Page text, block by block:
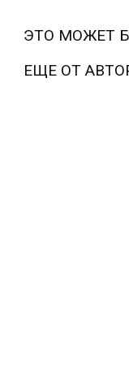
ЭТО МОЖЕТ
ЕЩЕ ОТ